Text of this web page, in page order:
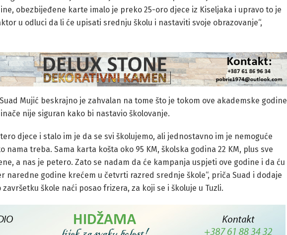
obezbijeđene karte imalo je preko 25-oro djece iz Kiseljaka i upravo to je
u odluci da li će upisati srednju školu i nastaviti svoje obrazovanje“,
Mujić beskrajno je zahvalan na tome što je tokom ove akademske godine
nije siguran kako bi nastavio školovanje.
djece i stalo im je da se svi školujemo, ali jednostavno im je nemoguće
nama treba. Sama karta košta oko 95 KM, školska godina 22 KM, plus sve
a nas je petero. Zato se nadam da će kampanja uspjeti ove godine i da ću
naredne godine krećem u četvrti razred srednje škole“, priča Suad i dodaje
škole naći posao frizera, za koji se i školuje u Tuzli.